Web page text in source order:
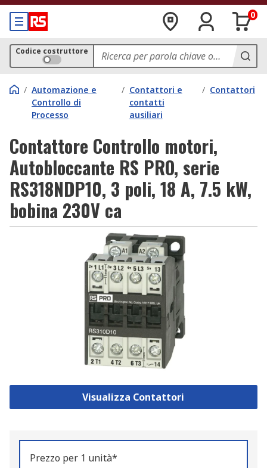
0
Codice costruttore
/ Automazione e
Controllo di
Processo
/ Contattori e
contatti
ausiliari
/ Contattori
Contattore Controllo motori,
Autobloccante RS PRO, serie
RS318NDP10, 3 poli, 18 A, 7.5 kW,
bobina 230V ca
Visualizza Contattori
Prezzo per 1 unità*